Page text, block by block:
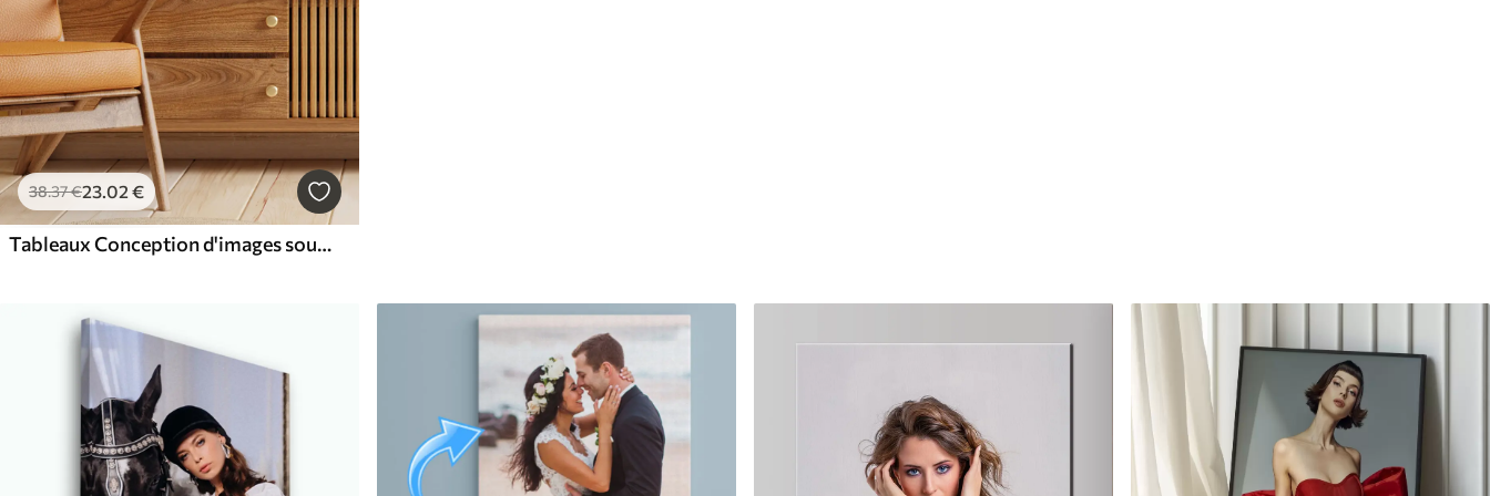
38.37€23.02 €
Tableaux Conception d'images sous forme de tableau